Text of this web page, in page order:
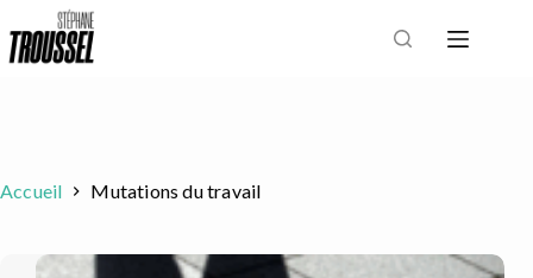
au
Accueil Mutations du travail